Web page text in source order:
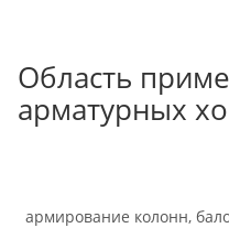
Область
арматурных
армирование колонн,